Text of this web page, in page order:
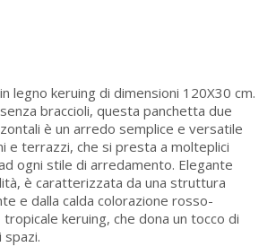
legno keruing di dimensioni 120X30 cm.
braccioli, questa panchetta due
è un arredo semplice e versatile
e terrazzi, che si presta a molteplici
ogni stile di arredamento. Elegante
è caratterizzata da una struttura
e dalla calda colorazione rosso-
keruing, che dona un tocco di
spazi.